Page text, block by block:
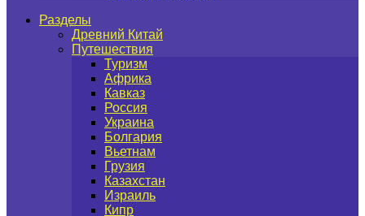
Разделы
Древний Китай
Путешествия
Туризм
Африка
Кавказ
Россия
Украина
Болгария
Вьетнам
Грузия
Казахстан
Израиль
Кипр